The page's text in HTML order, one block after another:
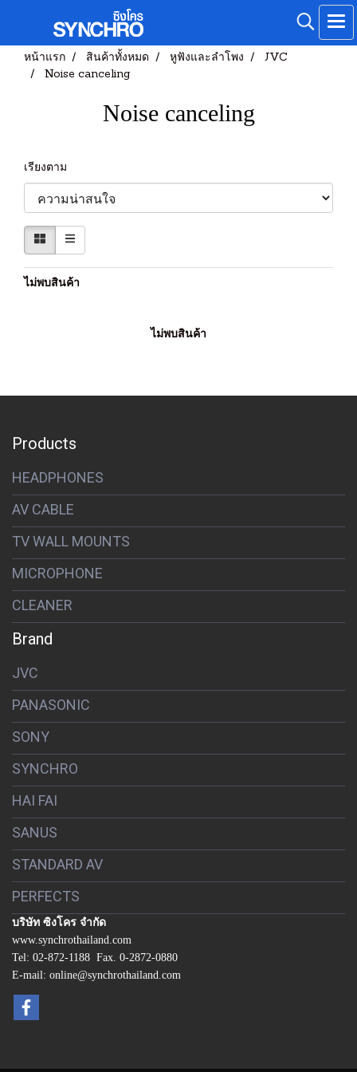
หน้าแรก สินค้าทั้งหมด หูฟังและลำโพง
JVC
Noise canceling
Noise canceling
เรียงตาม
ไม่พบสินค้า
ไม่พบสินค้า
Products
HEADPHONES
AV CABLE
TV WALL MOUNTS
MICROPHONE
CLEANER
Brand
JVC
PANASONIC
SONY
SYNCHRO
HAI FAI
SANUS
STANDARD AV
PERFECTS
บริษัท ซิงโคร จำกัด
www.synchrothailand.com
Tel: 02-872-1188 Fax. 0-2872-0880
E-mail: online@synchrothailand.com